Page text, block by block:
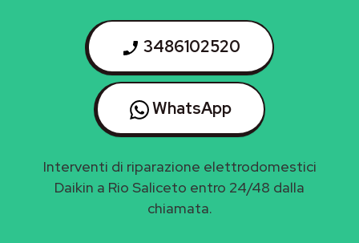
3486102520
WhatsApp
Interventi di riparazione elettrodomestici
Daikin a Rio Saliceto entro 24/48 dalla
chiamata.